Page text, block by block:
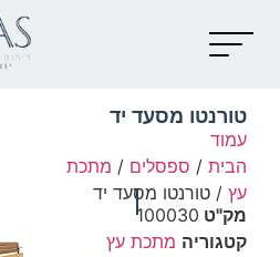
טורנטו מסעד יד
עמוד
הבית / ספסלים / מתכת
עץ / טורנטו מסעד יד
מק"ט 100030
קטגוריה מתכת עץ